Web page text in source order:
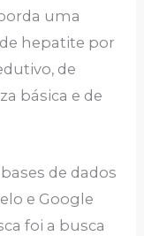
uma
hepatite por
de
básica e de
de dados
e Google
foi a busca